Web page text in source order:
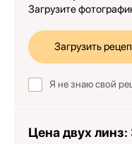
Загрузите
Загрузить
Я не знаю свой
Цена двух линз: